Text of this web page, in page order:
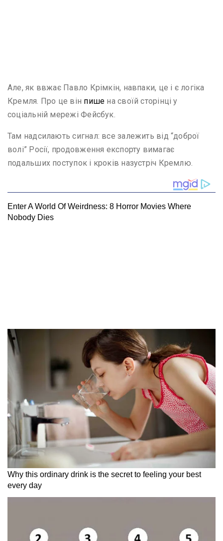
Але, як ввжає Павло Крімкін, навпаки, це і є логіка
Кремля. Про це він пише на своїй сторінці у
соціальній мережі Фейсбук.
Там надсилають сигнал: все залежить від “доброї
волі” Росії, продовження експорту вимагає
подальших поступок і кроків назустріч Кремлю.